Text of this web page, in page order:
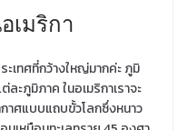
เมริกา
ะเทศที่กว้างใหญ่มากค่ะ ภูมิ
ะภูมิภาค ในอเมริกาเราจะ
ศแบบแถบขั้วโลกซึ่งหนาว